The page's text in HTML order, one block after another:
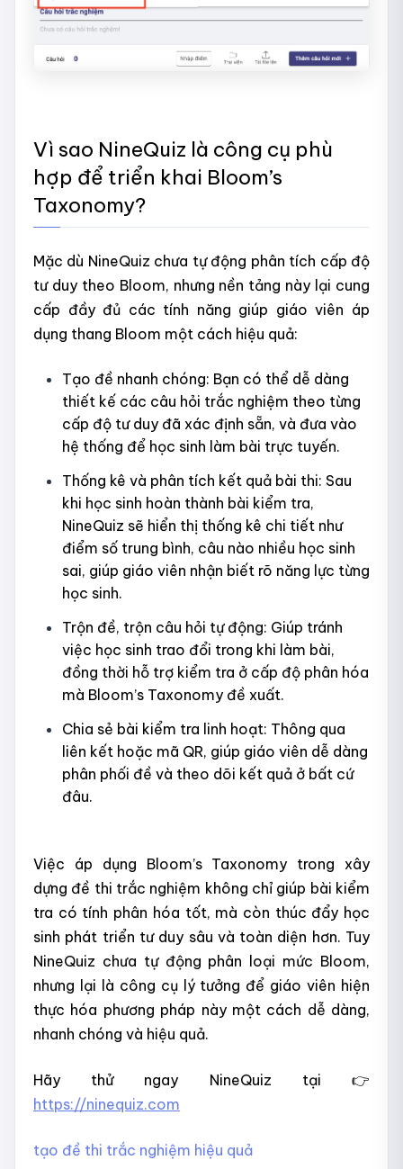
Vì sao NineQuiz là công cụ phù
hợp để triển khai Bloom’s
Taxonomy?
Mặc dù NineQuiz chưa tự động phân tích cấp độ
tư duy theo Bloom, nhưng nền tảng này lại cung
cấp đầy đủ các tính năng giúp giáo viên áp
dụng thang Bloom một cách hiệu quả:
Tạo đề nhanh chóng: Bạn có thể dễ dàng
thiết kế các câu hỏi trắc nghiệm theo từng
cấp độ tư duy đã xác định sẵn, và đưa vào
hệ thống để học sinh làm bài trực tuyến.
Thống kê và phân tích kết quả bài thi: Sau
khi học sinh hoàn thành bài kiểm tra,
NineQuiz sẽ hiển thị thống kê chi tiết như
điểm số trung bình, câu nào nhiều học sinh
sai, giúp giáo viên nhận biết rõ năng lực từng
học sinh.
Trộn đề, trộn câu hỏi tự động: Giúp tránh
việc học sinh trao đổi trong khi làm bài,
đồng thời hỗ trợ kiểm tra ở cấp độ phân hóa
mà Bloom’s Taxonomy đề xuất.
Chia sẻ bài kiểm tra linh hoạt: Thông qua
liên kết hoặc mã QR, giúp giáo viên dễ dàng
phân phối đề và theo dõi kết quả ở bất cứ
đâu.
Việc áp dụng Bloom’s Taxonomy trong xây
dựng đề thi trắc nghiệm không chỉ giúp bài kiểm
tra có tính phân hóa tốt, mà còn thúc đẩy học
sinh phát triển tư duy sâu và toàn diện hơn. Tuy
NineQuiz chưa tự động phân loại mức Bloom,
nhưng lại là công cụ lý tưởng để giáo viên hiện
thực hóa phương pháp này một cách dễ dàng,
nhanh chóng và hiệu quả.
Hãy thử ngay NineQuiz tại 👉
https://ninequiz.com
tạo đề thi trắc nghiệm hiệu quả